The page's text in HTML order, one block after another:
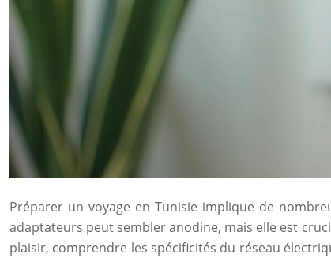
Préparer un voyage en Tunisie implique de
adaptateurs peut sembler anodine, mais elle est
plaisir, comprendre les spécificités du réseau